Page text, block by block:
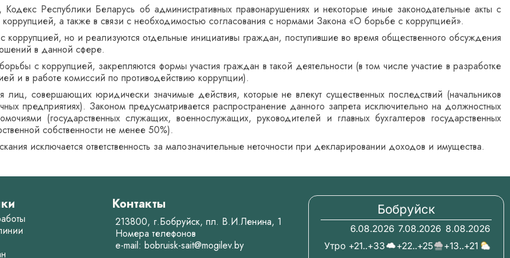
Республики Беларусь об административных правонарушениях и некоторые иные законодательные акты с
а также в связи с необходимостью согласования с нормами Закона «О борьбе с коррупцией».
но и реализуются отдельные инициативы граждан, поступившие во время общественного обсуждения
в данной сфере.
с коррупцией, закрепляются формы участия граждан в такой деятельности (в том числе участие в разработке
и в работе комиссий по противодействию коррупции).
лиц, совершающих юридически значимые действия, которые не влекут существенных последствий (начальников
предприятиях). Законом предусматривается распространение данного запрета исключительно на должностных
(государственных служащих, военнослужащих, руководителей и главных бухгалтеров государственных
собственности не менее 50%).
исключается ответственность за малозначительные неточности при декларировании доходов и имущества.
Контакты
213800, г.Бобруйск, пл. В.И.Ленина, 1
Номера телефонов
e-mail: bobruisk-sait@mogilev.by
Бобруйск
6.08.2026
+21..+33
7.08.2026
+22..+25
8.08.2026
+13..+21
Утро